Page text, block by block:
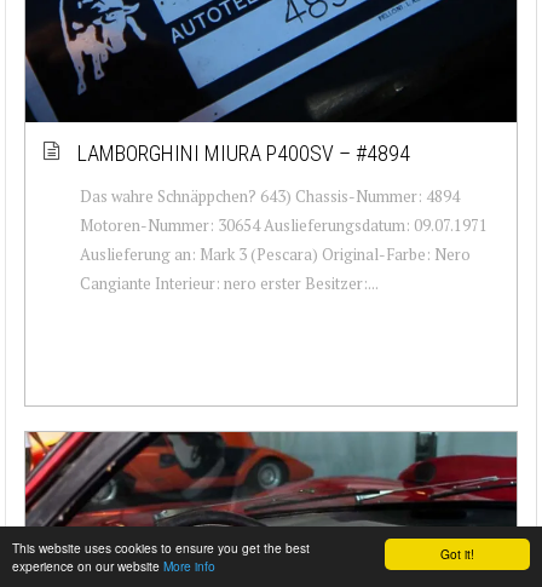
Got it!
This website uses cookies to ensure you get the best
experience on our website More info
LAMBORGHINI MIURA P400SV – #4894
Das wahre Schnäppchen? 643) Chassis-Nummer: 4894
Motoren-Nummer: 30654 Auslieferungsdatum: 09.07.1971
Auslieferung an: Mark 3 (Pescara) Original-Farbe: Nero
Cangiante Interieur: nero erster Besitzer:...